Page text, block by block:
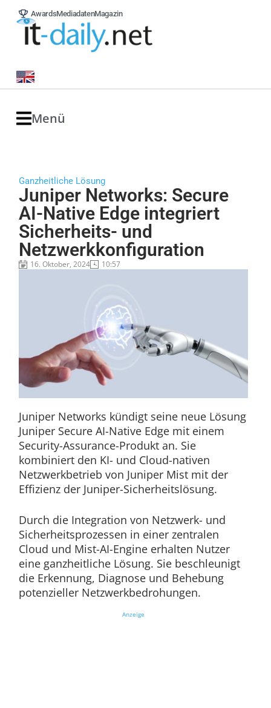
AwardsMediadatenMagazin
Menü
Ganzheitliche Lösung
Juniper Networks: Secure
AI-Native Edge integriert
Sicherheits- und
Netzwerkkonfiguration
16. Oktober, 2024 10:57
Juniper Networks kündigt seine neue Lösung
Juniper Secure AI-Native Edge mit einem
Security-Assurance-Produkt an. Sie
kombiniert den KI- und Cloud-nativen
Netzwerkbetrieb von Juniper Mist mit der
Effizienz der Juniper-Sicherheitslösung.
Durch die Integration von Netzwerk- und
Sicherheitsprozessen in einer zentralen
Cloud und Mist-AI-Engine erhalten Nutzer
eine ganzheitliche Lösung. Sie beschleunigt
die Erkennung, Diagnose und Behebung
potenzieller Netzwerkbedrohungen.
Anzeige